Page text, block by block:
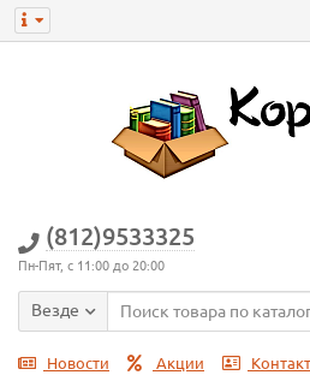
(812)9533325
Пн-Пят, с 11:00 до 20:00
Везде
Новости Акции